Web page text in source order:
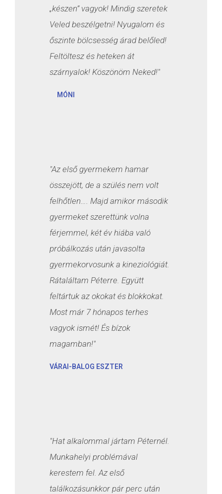
„készen” vagyok! Mindig szeretek
Veled beszélgetni! Nyugalom és
őszinte bölcsesség árad belőled!
Feltöltesz és heteken át
szárnyalok! Köszönöm Neked!"
MÓNI
"Az első gyermekem hamar
összejött, de a szülés nem volt
felhőtlen…. Majd amikor második
gyermeket szerettünk volna
férjemmel, két év hiába való
próbálkozás után javasolta
gyermekorvosunk a kineziológiát.
Rátaláltam Péterre. Együtt
feltártuk az okokat és blokkokat.
Most már 7 hónapos terhes
vagyok ismét! És bízok
magamban!"
VÁRAI-BALOG ESZTER
"Hat alkalommal jártam Péternél.
Munkahelyi problémával
kerestem fel. Az első
találkozásunkkor pár perc után